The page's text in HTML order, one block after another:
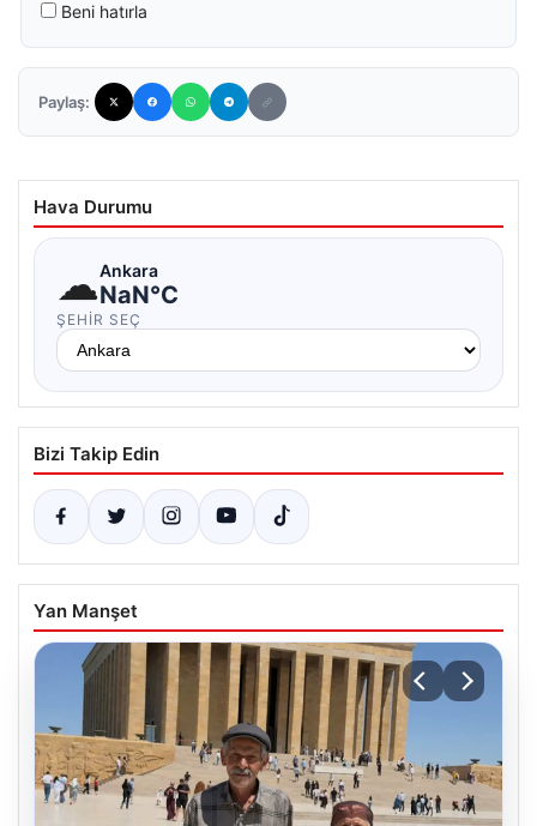
Beni hatırla
Paylaş:
Hava Durumu
☁Ankara
NaN°C
ŞEHIR SEÇ
Bizi Takip Edin
Yan Manşet